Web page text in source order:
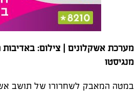
מערכת אשקלונים | צילום:
מנגיסטו
במטה המאבק לשחרורו של תושב